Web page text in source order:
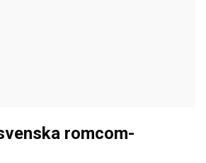
romcom-